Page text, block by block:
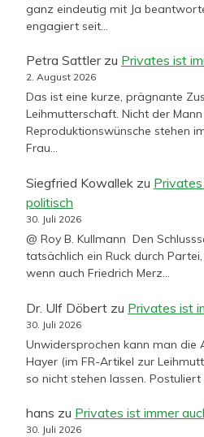
ganz eindeutig mit Ja
engagiert seit…
Petra Sattlerzu Privates ist
2. August 2026
Das ist eine kurze, prägnante
Leihmutterschaft. Nicht der
Reproduktionswünsche stehen
Frau…
Siegfried Kowallek zu
politisch
30. Juli 2026
@ Roy B. Kullmann Den
tatsächlich ein Ruck durch
wenn auch Friedrich Merz…
Dr. Ulf Döbert zu Privates ist
30. Juli 2026
Unwidersprochen kann man die
Hayer (im FR-Artikel zur
so nicht stehen lassen.
hans zu Privates ist immer
30. Juli 2026